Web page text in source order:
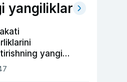
yangiliklar
yangi
qildi